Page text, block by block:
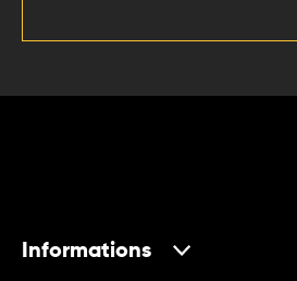
Informations